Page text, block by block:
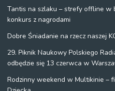
Tantis na szlaku – strefy offline w
konkurs z nagrodami
Dobre Śniadanie na rzecz naszej
29. Piknik Naukowy Polskiego
odbędzie się 13 czerwca w
Rodzinny weekend w Multikinie –